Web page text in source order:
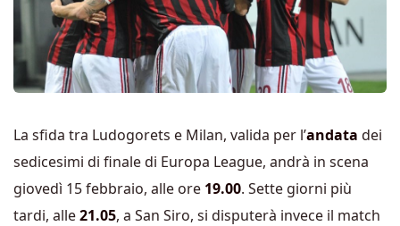
La sfida tra Ludogorets e Milan, valida per l’andata dei
sedicesimi di finale di Europa League, andrà in scena
giovedì 15 febbraio, alle ore 19.00. Sette giorni più
tardi, alle21.05, a San Siro, si disputerà invece il match